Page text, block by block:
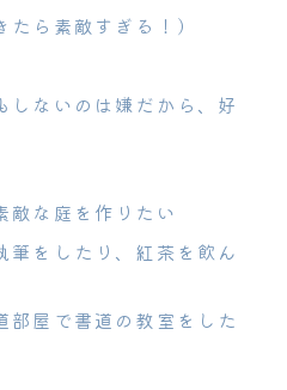
ら素敵すぎる！）
しないのは嫌だから、好
敵な庭を作りたい
筆をしたり、紅茶を飲ん
部屋で書道の教室をした